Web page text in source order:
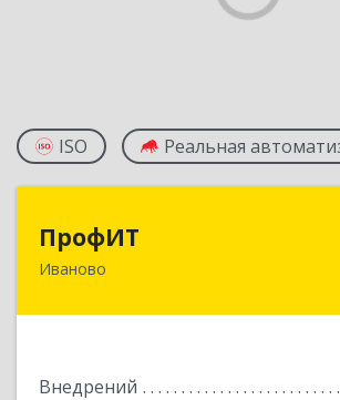
ISO Реальная
ПрофИТ
Иваново
Внедрений
153000, Ивановская обл, г.о.